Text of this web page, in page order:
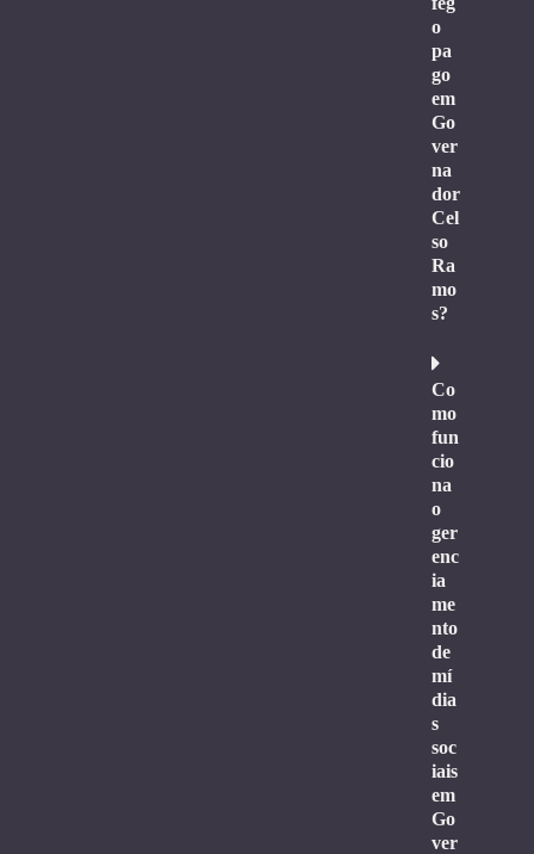
o
pa
go
em
Go
ver
na
dor
Cel
so
Ra
mo
s?
Co
mo
fun
cio
na
o
ger
enc
ia
me
nto
de
mí
dia
s
soc
iais
em
Go
ver